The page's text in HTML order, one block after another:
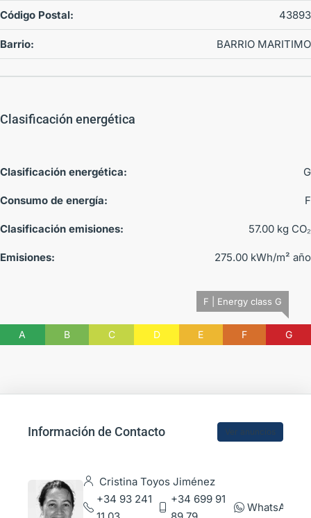
Código Postal: 43893
Barrio: BARRIO MARITIMO
Clasificación energética
Clasificación energética: G
Consumo de energía: F
Clasificación emisiones: 57.00 kg CO₂
Emisiones: 275.00 kWh/m² año
A B C D E F
F | Energy class G
G
Información de Contacto Ver anuncios
Cristina Toyos Jiménez
+34 93 241
+34 699 91
WhatsApp